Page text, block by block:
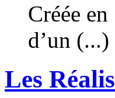
Créée
d’un (...)
Les